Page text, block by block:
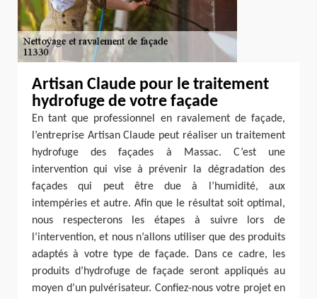
Artisan Claude pour le traitement
hydrofuge de votre façade
En tant que professionnel en ravalement de façade,
l’entreprise Artisan Claude peut réaliser un traitement
hydrofuge des façades à Massac. C’est une
intervention qui vise à prévenir la dégradation des
façades qui peut être due à l’humidité, aux
intempéries et autre. Afin que le résultat soit optimal,
nous respecterons les étapes à suivre lors de
l’intervention, et nous n’allons utiliser que des produits
adaptés à votre type de façade. Dans ce cadre, les
produits d’hydrofuge de façade seront appliqués au
moyen d’un pulvérisateur. Confiez-nous votre projet en